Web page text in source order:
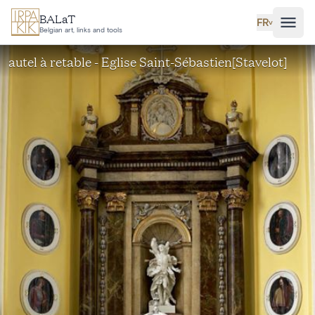
Aller au contenu principal
BALaT
Belgian art, links and tools
FR˅
autel à retable - Eglise Saint-Sébastien[Stavelot]